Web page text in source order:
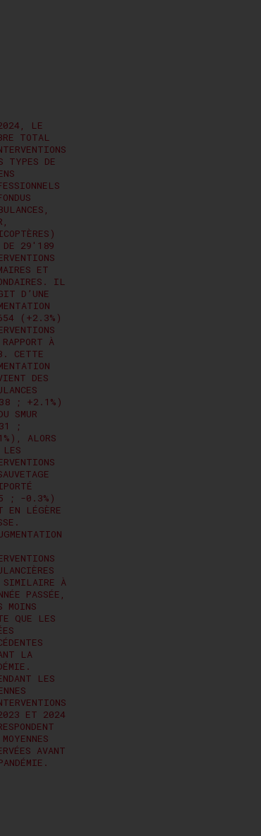
LE
TOTAL
TYPES DE
DE 29'189
ET
IL
D’UNE
(+2.3%)
À
CETTE
DES
; +2.1%)
SMUR
;
ALORS
LES
; -0.3%)
EN LÉGÈRE
SIMILAIRE À
PASSÉE,
MOINS
QUE LES
LA
LES
ET 2024
AVANT